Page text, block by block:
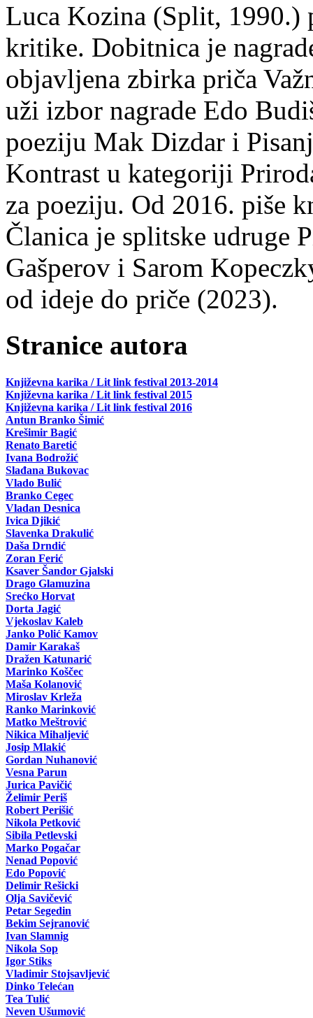
Luca Kozina (Split, 1990.)
kritike. Dobitnica je
objavljena zbirka priča
uži izbor nagrade Edo
poeziju Mak Dizdar i
Kontrast u kategoriji
za poeziju. Od 2016. piše
Članica je splitske udruge
Gašperov i Sarom
od ideje do priče (2023).
Stranice autora
Književna karika / Lit link festival 2013-2014
Književna karika / Lit link festival 2015
Književna karika / Lit link festival 2016
Antun Branko Šimić
Krešimir Bagić
Renato Baretić
Ivana Bodrožić
Slađana Bukovac
Vlado Bulić
Branko Cegec
Vladan Desnica
Ivica Djikić
Slavenka Drakulić
Daša Drndić
Zoran Ferić
Ksaver Šandor Gjalski
Drago Glamuzina
Srećko Horvat
Dorta Jagić
Vjekoslav Kaleb
Janko Polić Kamov
Damir Karakaš
Dražen Katunarić
Marinko Koščec
Maša Kolanović
Miroslav Krleža
Ranko Marinković
Matko Meštrović
Nikica Mihaljević
Josip Mlakić
Gordan Nuhanović
Vesna Parun
Jurica Pavičić
Želimir Periš
Robert Perišić
Nikola Petković
Sibila Petlevski
Marko Pogačar
Nenad Popović
Edo Popović
Delimir Rešicki
Olja Savičević
Petar Segedin
Bekim Sejranović
Ivan Slamnig
Nikola Sop
Igor Stiks
Vladimir Stojsavljević
Dinko Telećan
Tea Tulić
Neven Ušumović